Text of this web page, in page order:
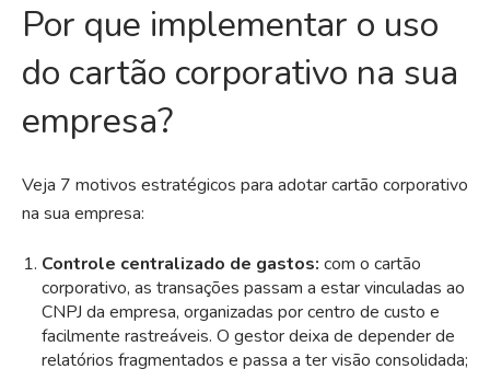
Por que implementar o uso
do cartão corporativo na sua
empresa?
Veja 7 motivos estratégicos para adotar cartão corporativo
na sua empresa:
Controle centralizado de gastos: com o cartão
corporativo, as transações passam a estar vinculadas ao
CNPJ da empresa, organizadas por centro de custo e
facilmente rastreáveis. O gestor deixa de depender de
relatórios fragmentados e passa a ter visão consolidada;